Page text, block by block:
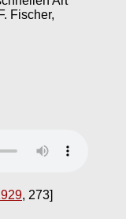
Fischer,
, 273]